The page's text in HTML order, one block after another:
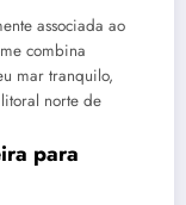
associada ao
combina
mar tranquilo,
norte de
para